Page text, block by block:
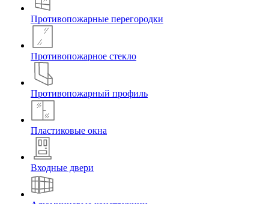
Противопожарные перегородки
Противопожарное стекло
Противопожарный профиль
Пластиковые окна
Входные двери